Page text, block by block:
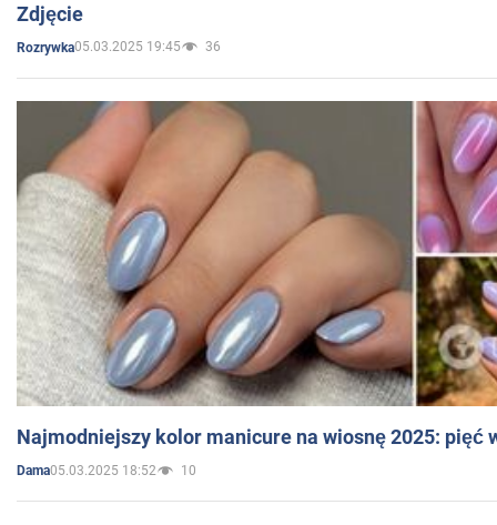
Zdjęcie
Rozrywka05.03.2025 19:45 36
Najmodniejszy kolor manicure na wiosnę 2025: pięć
Dama05.03.2025 18:52 10